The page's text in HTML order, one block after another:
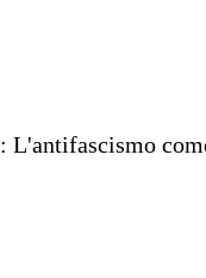
L'antifascismo